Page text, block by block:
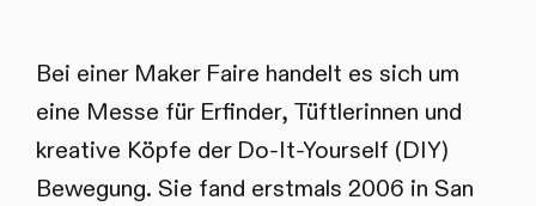
Bei einer Maker Faire handelt es sich um
eine Messe für Erfinder, Tüftlerinnen und
kreative Köpfe der Do-It-Yourself (DIY)
Bewegung. Sie fand erstmals 2006 in San